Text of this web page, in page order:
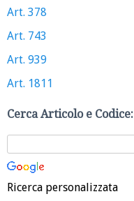
Art. 378
Art. 743
Art. 939
Art. 1811
Cerca Articolo e Codice:
Ricerca personalizzata